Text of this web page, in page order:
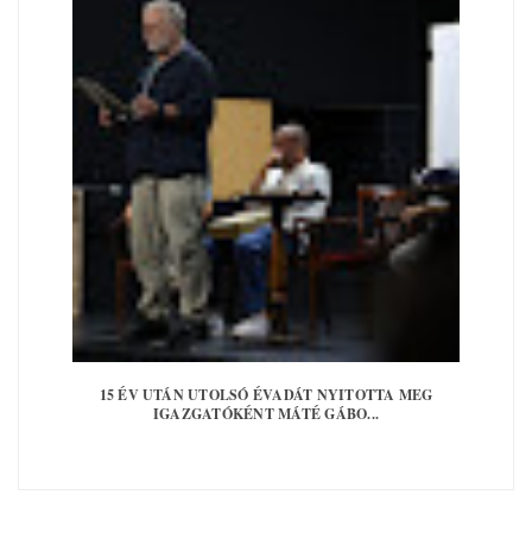
15 ÉV UTÁN UTOLSÓ ÉVADÁT NYITOTTA MEG
IGAZGATÓKÉNT MÁTÉ GÁBO...